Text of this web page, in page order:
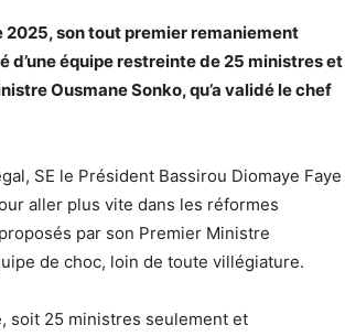
2025, son tout premier remaniement
d’une équipe restreinte de 25 ministres et
Ousmane Sonko, qu’a validé le chef
SE le Président Bassirou Diomaye Faye
aller plus vite dans les réformes
par son Premier Ministre
de choc, loin de toute villégiature.
soit 25 ministres seulement et